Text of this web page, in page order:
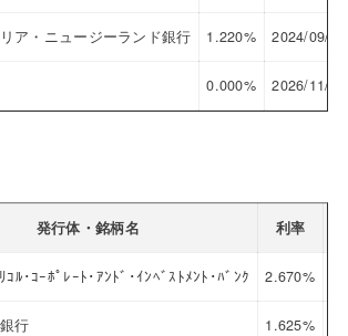
ア・ニュージーランド銀行 1.220% 2024/09/26
0.000% 2026/11/16
発行体・銘柄名 利率
ｺﾙ･ｺｰﾎﾟﾚｰﾄ･ｱﾝﾄﾞ･ｲﾝﾍﾞｽﾄﾒﾝﾄ･ﾊﾞﾝｸ 2.670%
行 1.625%